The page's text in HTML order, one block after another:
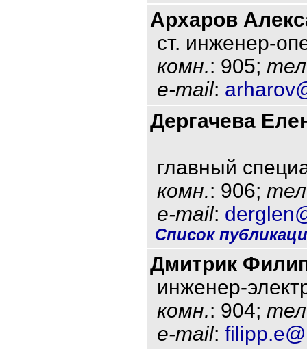
Архаров
ст. инженер-
комн.: 905;
e-mail:
Дергачева
главный
комн.: 906;
e-mail:
Список
Дмитрик
инженер-
комн.: 904;
e-mail: